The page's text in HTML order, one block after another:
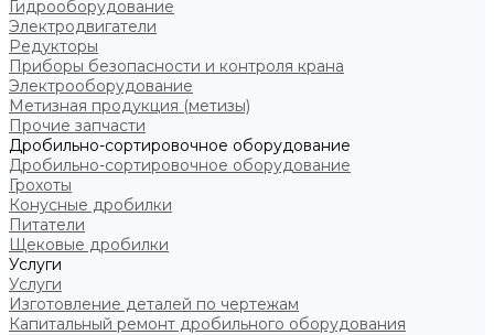
Гидрооборудование
Электродвигатели
Редукторы
Приборы безопасности и контроля крана
Электрооборудование
Метизная продукция (метизы)
Прочие запчасти
Дробильно-сортировочное оборудование
Дробильно-сортировочное оборудование
Грохоты
Конусные дробилки
Питатели
Щековые дробилки
Услуги
Услуги
Изготовление деталей по чертежам
Капитальный ремонт дробильного оборудования